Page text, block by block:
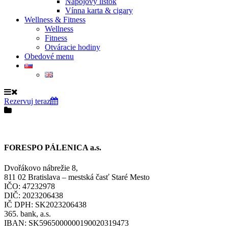
Vínna karta & cigary
Wellness & Fitness
Wellness
Fitness
Otváracie hodiny
Obedové menu
Rezervuj teraz
FORESPO PÁLENICA a.s.
Dvořákovo nábrežie 8,
811 02 Bratislava – mestská časť Staré Mesto
IČO: 47232978
DIČ: 2023206438
IČ DPH: SK2023206438
365. bank, a.s.
IBAN: SK5965000000190020319473